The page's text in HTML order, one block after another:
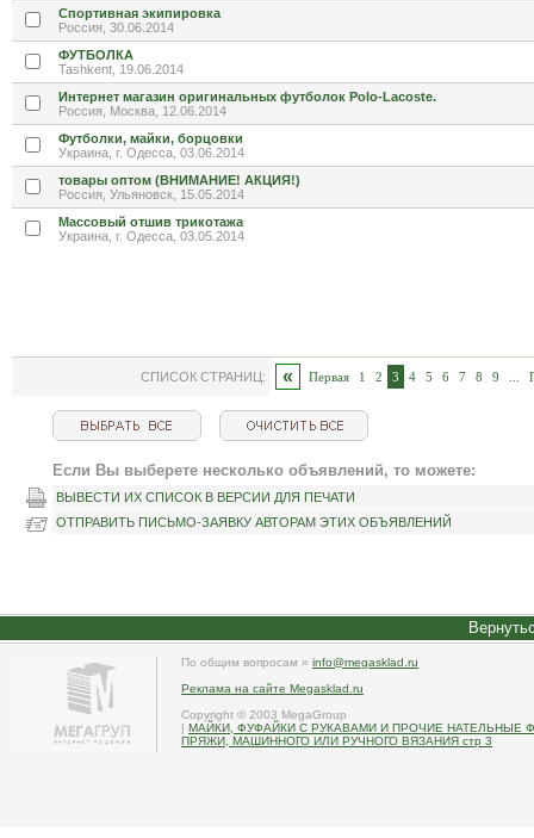
Спортивная экипировка
Россия, 30.06.2014
ФУТБОЛКА
Tashkent, 19.06.2014
Интернет магазин оригинальных футболок Polo-Lacoste.
Россия, Москва, 12.06.2014
Футболки, майки, борцовки
Украина, г. Одесса, 03.06.2014
товары оптом (ВНИМАНИЕ! АКЦИЯ!)
Россия, Ульяновск, 15.05.2014
Массовый отшив трикотажа
Украина, г. Одесса, 03.05.2014
СПИСОК СТРАНИЦ: « Первая 1 2 3 4 5 6 7 8 9
Если Вы выберете несколько объявлений, то можете:
ВЫВЕСТИ ИХ СПИСОК В ВЕРСИИ ДЛЯ ПЕЧАТИ
ОТПРАВИТЬ ПИСЬМО-ЗАЯВКУ АВТОРАМ ЭТИХ ОБЪЯВЛЕНИЙ
По общим вопросам » info@megasklad.ru
Реклама на сайте Megasklad.ru
Copyright © 2003 MegaGroup
| МАЙКИ, ФУФАЙКИ С РУКАВАМИ И ПРОЧИЕ
ПРЯЖИ, МАШИННОГО ИЛИ РУЧНОГО ВЯЗАНИЯ стр 3